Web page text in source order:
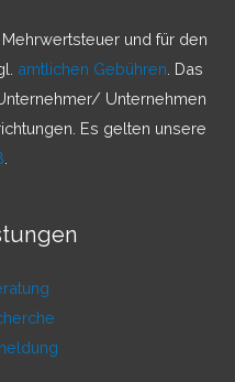
und für den
amtlichen Gebühren . Das
Unternehmen
Es gelten unsere